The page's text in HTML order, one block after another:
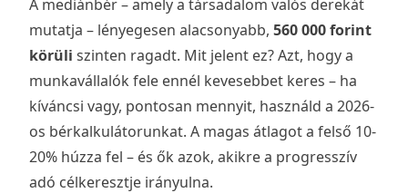
A mediánbér – amely a társadalom valós derekát
mutatja – lényegesen alacsonyabb, 560 000 forint
körüli szinten ragadt. Mit jelent ez? Azt, hogy a
munkavállalók fele ennél kevesebbet keres – ha
kíváncsi vagy, pontosan mennyit, használd a 2026-
os bérkalkulátorunkat. A magas átlagot a felső 10-
20% húzza fel – és ők azok, akikre a progresszív
adó célkeresztje irányulna.